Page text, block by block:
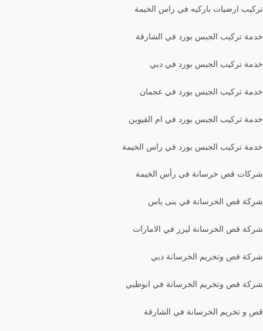
تركيب ارضيات باركيه في راس الخيمة
خدمة تركيب الجبس بورد في الشارقة
خدمة تركيب الجبس بورد في دبي
خدمة تركيب الجبس بورد في عجمان
خدمة تركيب الجبس بورد في ام القيوين
خدمة تركيب الجبس بورد في راس الخيمة
شركات قص خرسانة في رأس الخيمة
شركة قص الخرسانة في بنى ياس
شركة قص الخرسانة ليزر في الامارات
شركة قص وتخريم الخرسانة دبي
شركة قص وتخريم الخرسانة في ابوظبي
قص و تخريم الخرسانة في الشارقة